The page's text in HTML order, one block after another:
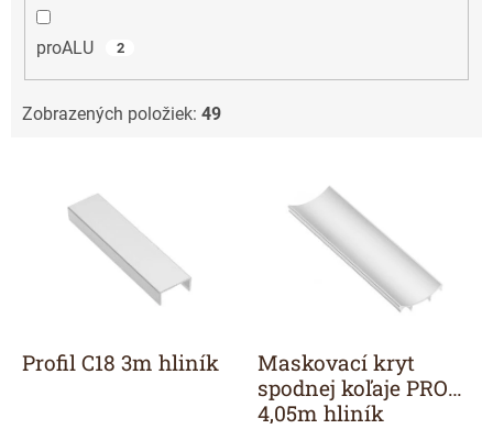
proALU 2
Zobrazených položiek: 49
dProfil C18 3m hliník
Maskovací kryt
spodnej koľaje PRO
4,05m hliník